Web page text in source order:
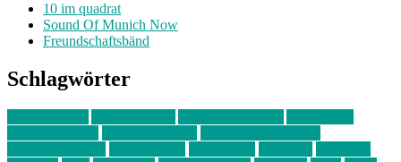
10 im quadrat
Sound Of Munich Now
Freundschaftsbänd
Schlagwörter